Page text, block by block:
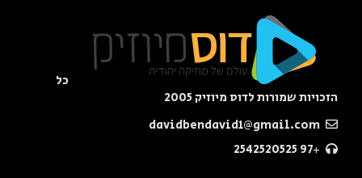
כל
הזכויות שמורות לדוס מיוזיק 2005
+97 2542520525